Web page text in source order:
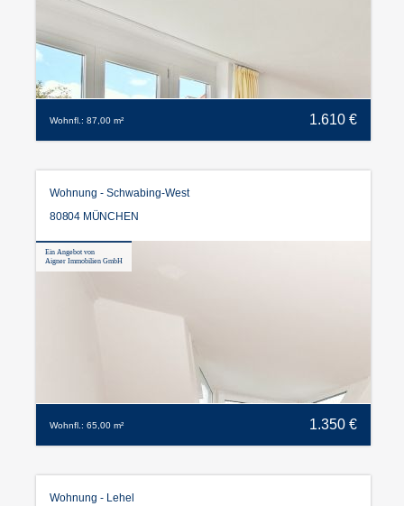
Wohnfl.: 87,00 m² 1.610 €
Wohnung - Schwabing-West
80804 MÜNCHEN
Ein Angebot von
Aigner Immobilien GmbH
Wohnfl.: 65,00 m² 1.350 €
Wohnung - Lehel